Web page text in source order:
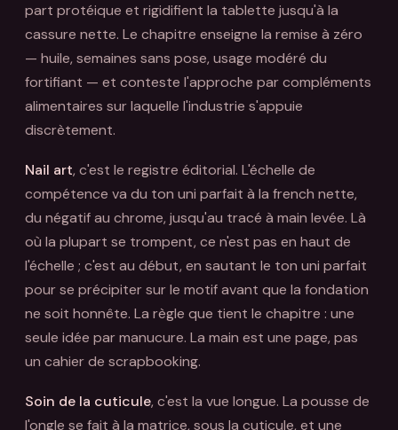
part protéique et rigidifient la tablette jusqu'à la
cassure nette. Le chapitre enseigne la remise à zéro
— huile, semaines sans pose, usage modéré du
fortifiant — et conteste l'approche par compléments
alimentaires sur laquelle l'industrie s'appuie
discrètement.
Nail art, c'est le registre éditorial. L'échelle de
compétence va du ton uni parfait à la french nette,
du négatif au chrome, jusqu'au tracé à main levée. Là
où la plupart se trompent, ce n'est pas en haut de
l'échelle ; c'est au début, en sautant le ton uni parfait
pour se précipiter sur le motif avant que la fondation
ne soit honnête. La règle que tient le chapitre : une
seule idée par manucure. La main est une page, pas
un cahier de scrapbooking.
Soin de la cuticule, c'est la vue longue. La pousse de
l'ongle se fait à la matrice, sous la cuticule, et une